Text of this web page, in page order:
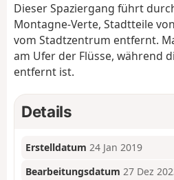
Dieser Spaziergang führt
Montagne-Verte, Stadtteile
vom Stadtzentrum entfernt.
am Ufer der Flüsse, während
entfernt ist.
Details
Erstelldatum 24 Jan 2019
Bearbeitungsdatum 27 Dez